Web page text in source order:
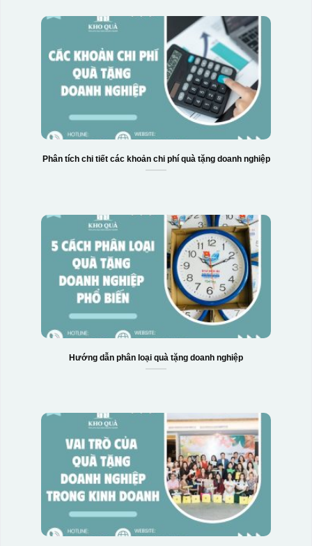
Phân tích chi tiết các khoản chi phí quà tặng doanh nghiệp
Hướng dẫn phân loại quà tặng doanh nghiệp